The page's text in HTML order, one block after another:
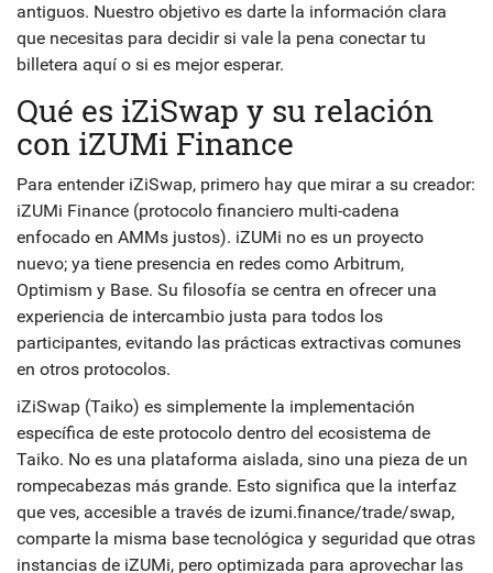
antiguos. Nuestro objetivo es darte la información clara
que necesitas para decidir si vale la pena conectar tu
billetera aquí o si es mejor esperar.
Qué es iZiSwap y su relación
con iZUMi Finance
Para entender iZiSwap, primero hay que mirar a su creador:
iZUMi Finance (protocolo financiero multi-cadena
enfocado en AMMs justos). iZUMi no es un proyecto
nuevo; ya tiene presencia en redes como Arbitrum,
Optimism y Base. Su filosofía se centra en ofrecer una
experiencia de intercambio justa para todos los
participantes, evitando las prácticas extractivas comunes
en otros protocolos.
iZiSwap (Taiko) es simplemente la implementación
específica de este protocolo dentro del ecosistema de
Taiko. No es una plataforma aislada, sino una pieza de un
rompecabezas más grande. Esto significa que la interfaz
que ves, accesible a través de izumi.finance/trade/swap,
comparte la misma base tecnológica y seguridad que otras
instancias de iZUMi, pero optimizada para aprovechar las